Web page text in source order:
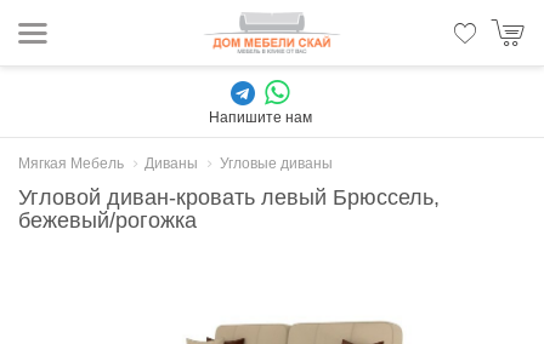
Напишите нам
Мягкая Мебель Диваны Угловые диваны
Угловой диван-кровать левый Брюссель,
бежевый/рогожка